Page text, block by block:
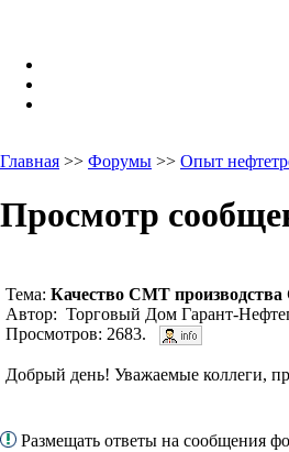
Главная >> Форумы >> Опыт
Просмотр
Тема: Качество СМТ
Автор: Торговый Дом Гарант-
Просмотров: 2683.
Добрый день! Уважаемые коллеги,
Размещать ответы на сообщения